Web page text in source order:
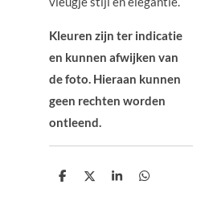
Kleuren zijn ter indicatie
en kunnen afwijken van
de foto. Hieraan kunnen
geen rechten worden
ontleend.
D
D
S
D